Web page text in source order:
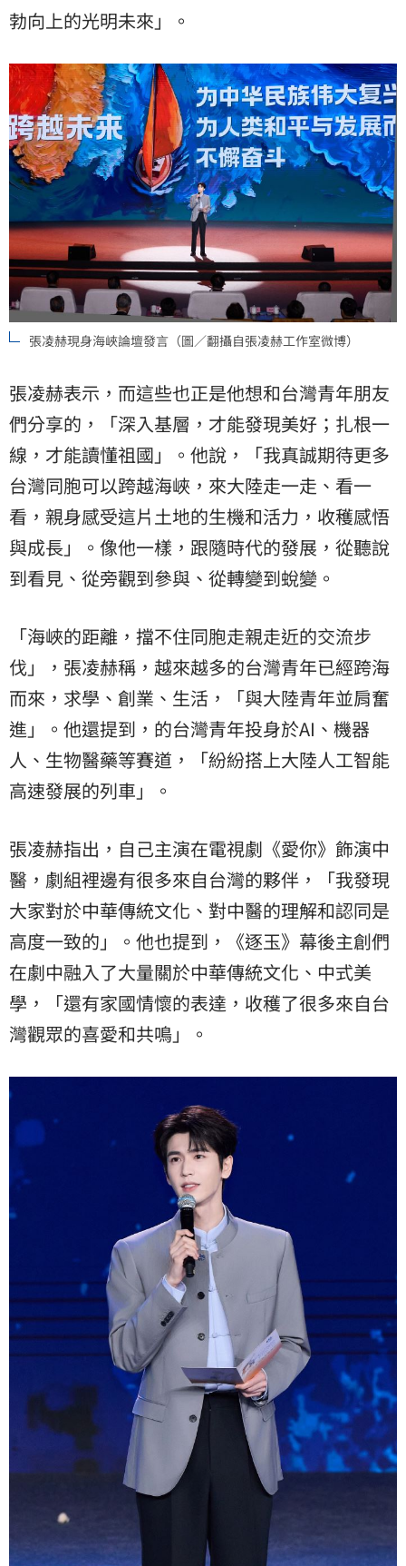
勃向上的光明未來」。
張凌赫現身海峽論壇發言（圖／翻攝自張凌赫工作室微博）
張凌赫表示，而這些也正是他想和台灣青年朋友
們分享的，「深入基層，才能發現美好；扎根一
線，才能讀懂祖國」。他說，「我真誠期待更多
台灣同胞可以跨越海峽，來大陸走一走、看一
看，親身感受這片土地的生機和活力，收穫感悟
與成長」。像他一樣，跟隨時代的發展，從聽說
到看見、從旁觀到參與、從轉變到蛻變。
「海峽的距離，擋不住同胞走親走近的交流步
伐」，張凌赫稱，越來越多的台灣青年已經跨海
而來，求學、創業、生活，「與大陸青年並肩奮
進」。他還提到，的台灣青年投身於AI、機器
人、生物醫藥等賽道，「紛紛搭上大陸人工智能
高速發展的列車」。
張凌赫指出，自己主演在電視劇《愛你》飾演中
醫，劇組裡邊有很多來自台灣的夥伴，「我發現
大家對於中華傳統文化、對中醫的理解和認同是
高度一致的」。他也提到，《逐玉》幕後主創們
在劇中融入了大量關於中華傳統文化、中式美
學，「還有家國情懷的表達，收穫了很多來自台
灣觀眾的喜愛和共鳴」。